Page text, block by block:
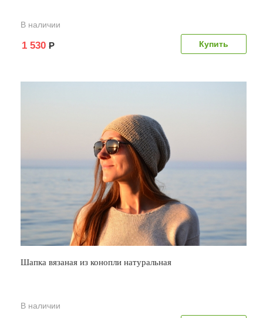
В наличии
1 530 Р
Шапка вязаная из конопли натуральная
В наличии